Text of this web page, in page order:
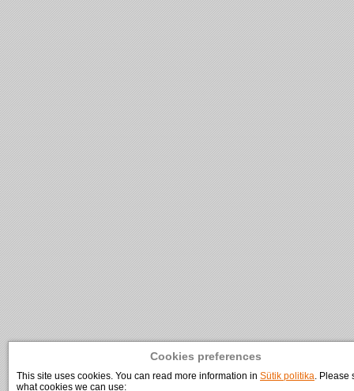
Cookies preferences
This site uses cookies. You can read more information in Sütik politika. Please
what cookies we can use: